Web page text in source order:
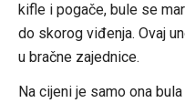
kifle i pogače, bule se
do skorog viđenja. Ovaj
u bračne zajednice.
Na cijeni je samo ona